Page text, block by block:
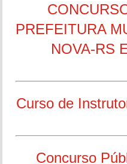
PREFEITURA
NOVA-RS
Curso de
Concurso